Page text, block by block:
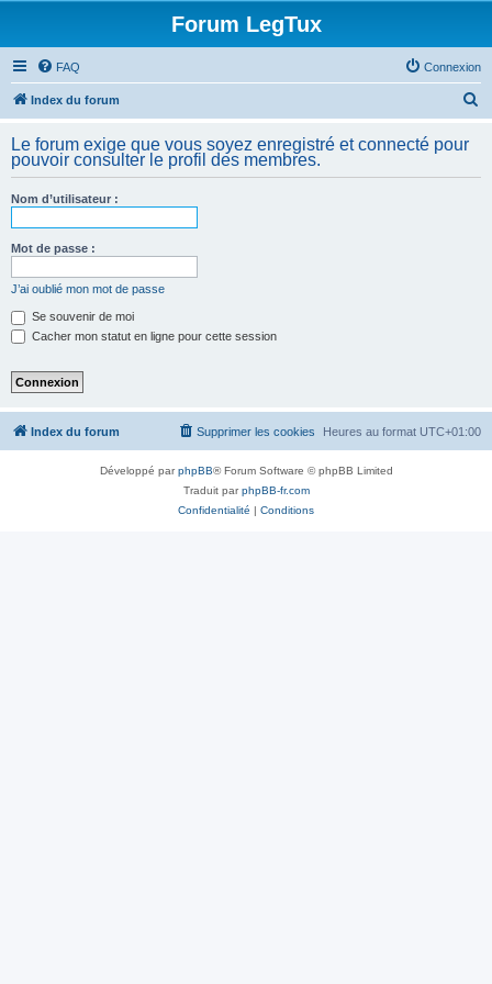
Forum LegTux
FAQ Connexion
Index du forum
h
Le forum exige que vous soyez enregistré et connecté pour
pouvoir consulter le profil des membres.
Nom d’utilisateur :
Mot de passe :
J’ai oublié mon mot de passe
Se souvenir de moi
Cacher mon statut en ligne pour cette session
Index du forum Heures au format UTC+01:00
Supprimer les cookies
Développé parphpBB® Forum Software © phpBB Limited
Traduit parphpBB-fr.com
Confidentialité | Conditions